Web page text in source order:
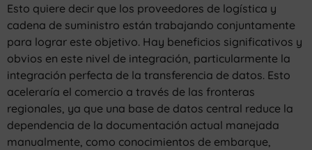
Esto quiere decir que los proveedores de logística y
cadena de suministro están trabajando conjuntamente
para lograr este objetivo. Hay beneficios significativos y
obvios en este nivel de integración, particularmente la
integración perfecta de la transferencia de datos. Esto
aceleraría el comercio a través de las fronteras
regionales, ya que una base de datos central reduce la
dependencia de la documentación actual manejada
manualmente, como conocimientos de embarque,